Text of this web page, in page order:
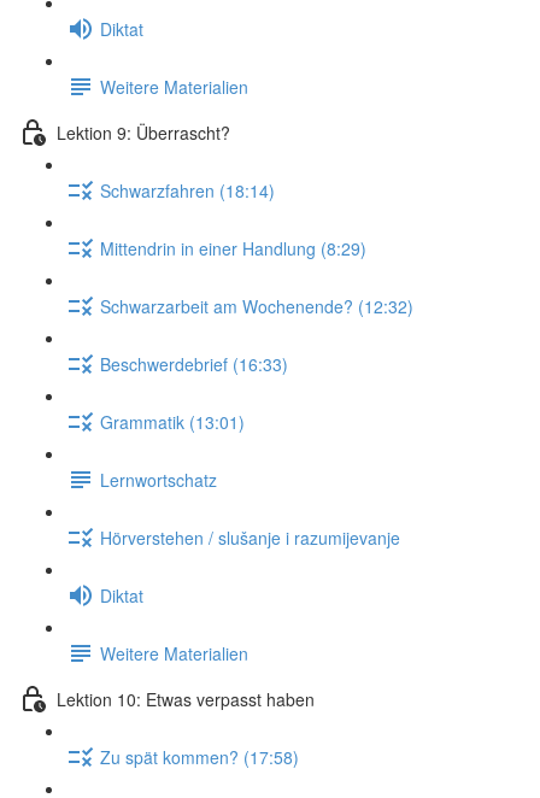
Diktat
Weitere Materialien
Lektion 9: Überrascht?
Schwarzfahren (18:14)
Mittendrin in einer Handlung (8:29)
Schwarzarbeit am Wochenende? (12:32)
Beschwerdebrief (16:33)
Grammatik (13:01)
Lernwortschatz
Hörverstehen / slušanje i razumijevanje
Diktat
Weitere Materialien
Lektion 10: Etwas verpasst haben
Zu spät kommen? (17:58)